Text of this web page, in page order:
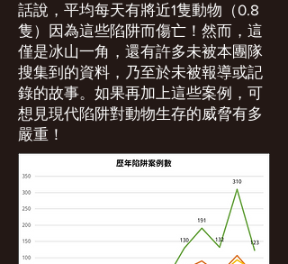
話說，平均每天有將近1隻動物（0.8
隻）因為這些陷阱而傷亡！然而，這
僅是冰山一角，還有許多未被本團隊
搜集到的資料，乃至於未被報導或記
錄的故事。如果再加上這些案例，可
想見現代陷阱對動物生存的威脅有多
嚴重！